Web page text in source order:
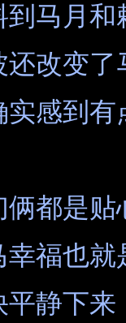
到马月
改变了
感到有
都是贴
福也就
静下来